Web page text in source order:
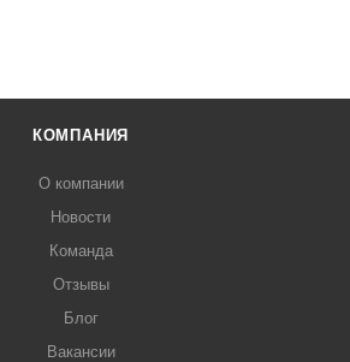
КОМПАНИЯ
О компании
Новости
Команда
Отзывы
Блог
Вакансии